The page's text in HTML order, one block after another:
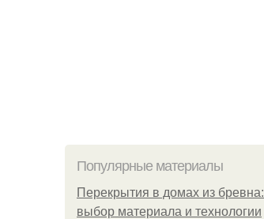
Популярные материалы
Перекрытия в домах из бревна:
выбор материала и технологии